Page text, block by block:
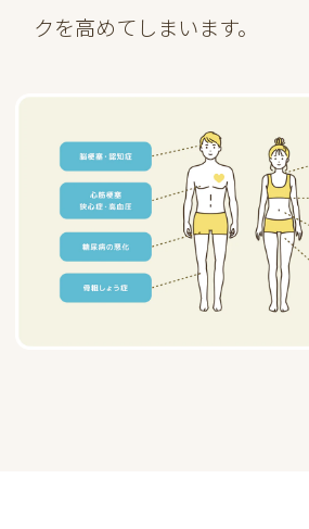
クを高めてしまいます。